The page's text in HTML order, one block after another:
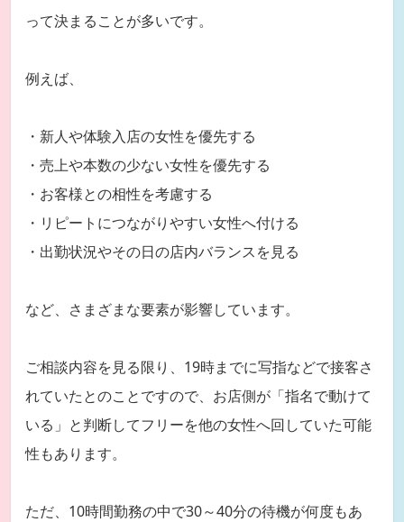
って決まることが多いです。
例えば、
・新人や体験入店の女性を優先する
・売上や本数の少ない女性を優先する
・お客様との相性を考慮する
・リピートにつながりやすい女性へ付ける
・出勤状況やその日の店内バランスを見る
など、さまざまな要素が影響しています。
ご相談内容を見る限り、19時までに写指などで接客さ
れていたとのことですので、お店側が「指名で動けて
いる」と判断してフリーを他の女性へ回していた可能
性もあります。
ただ、10時間勤務の中で30～40分の待機が何度もあ